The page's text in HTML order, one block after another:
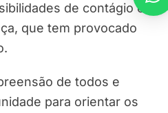
de contágio e
que tem provocado
de todos e
para orientar os